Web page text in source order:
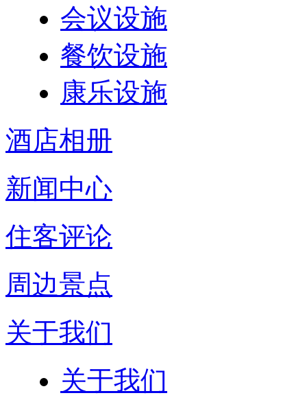
会议设施
餐饮设施
康乐设施
酒店相册
新闻中心
住客评论
周边景点
关于我们
关于我们